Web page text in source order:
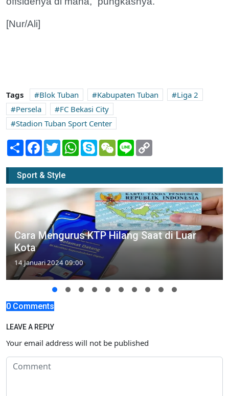
[Nur/Ali]
Tags Blok Tuban Kabupaten Tuban
Liga 2
Persela
FC Bekasi City
Stadion Tuban Sport Center
Share Facebook
TwitterWhatsApp
SkypeWeChatLine
Sport & Style
Cara Mengurus KTP Hilang Saat di Luar
Kota
14 Januari 2024 09:00
0 Comments
LEAVE A REPLY
Your email address will not be published